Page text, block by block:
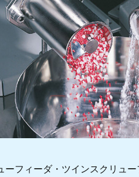
ーフィーダ・ツインスクリュ